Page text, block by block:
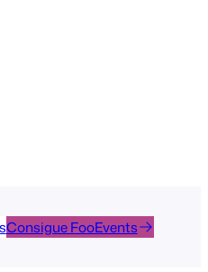
Consigue FooEvents